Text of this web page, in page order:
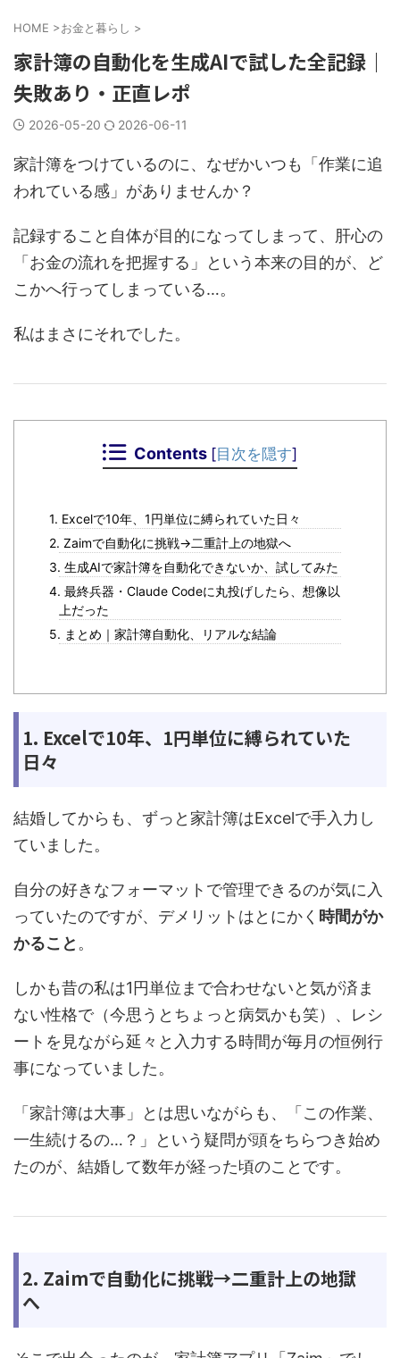
HOME >お金と暮らし >
家計簿の自動化を生成AIで試した全記録｜
失敗あり・正直レポ
2026-05-20 2026-06-11
家計簿をつけているのに、なぜかいつも「作業に追
われている感」がありませんか？
記録すること自体が目的になってしまって、肝心の
「お金の流れを把握する」という本来の目的が、ど
こかへ行ってしまっている…。
私はまさにそれでした。
Contents [目次を隠す]
1. Excelで10年、1円単位に縛られていた日々
2. Zaimで自動化に挑戦→二重計上の地獄へ
3. 生成AIで家計簿を自動化できないか、試してみた
4. 最終兵器・Claude Codeに丸投げしたら、想像以
上だった
5. まとめ｜家計簿自動化、リアルな結論
1. Excelで10年、1円単位に縛られていた
日々
結婚してからも、ずっと家計簿はExcelで手入力し
ていました。
自分の好きなフォーマットで管理できるのが気に入
っていたのですが、デメリットはとにかく 時間がか
かること 。
しかも昔の私は1円単位まで合わせないと気が済ま
ない性格で（今思うとちょっと病気かも笑）、レシ
ートを見ながら延々と入力する時間が毎月の恒例行
事になっていました。
「家計簿は大事」とは思いながらも、「この作業、
一生続けるの…？」という疑問が頭をちらつき始め
たのが、結婚して数年が経った頃のことです。
2. Zaimで自動化に挑戦→二重計上の地獄
へ